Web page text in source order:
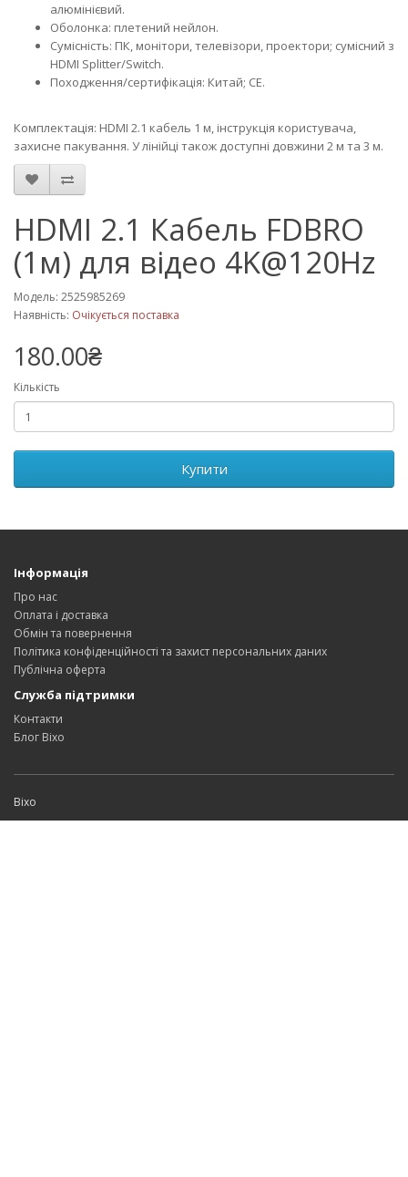
алюмінієвий.
Оболонка: плетений нейлон.
Сумісність: ПК, монітори, телевізори, проектори; сумісний з
HDMI Splitter/Switch.
Походження/сертифікація: Китай; CE.
Комплектація: HDMI 2.1 кабель 1 м, інструкція користувача,
захисне пакування. У лінійці також доступні довжини 2 м та 3 м.
HDMI 2.1 Кабель FDBRO
(1м) для відео 4K@120Hz
Модель: 2525985269
Наявність: Очікується поставка
180.00₴
Кількість
Купити
Інформація
Про нас
Оплата і доставка
Обмін та повернення
Політика конфіденційності та захист персональних даних
Публічна оферта
Служба підтримки
Контакти
Блог Bixo
Bixo